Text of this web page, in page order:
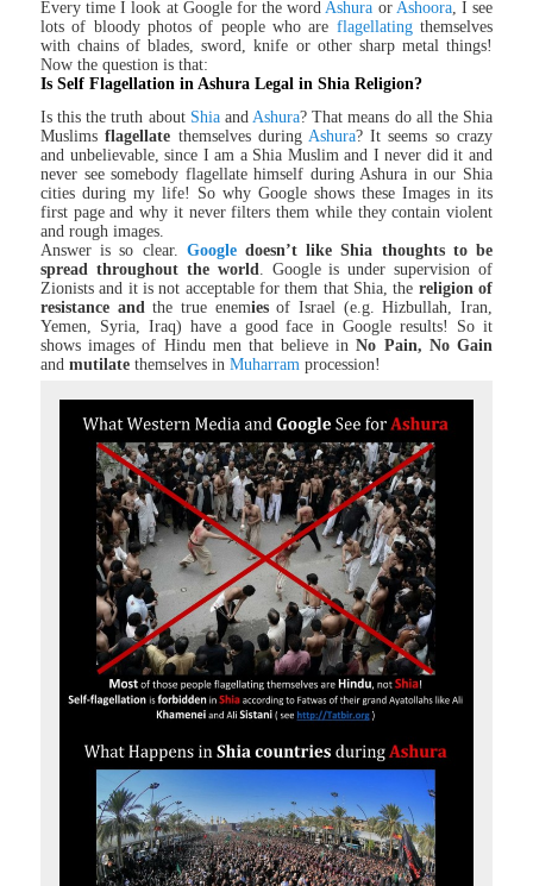
Every time I look at Google for the wordAshura or Ashoora, I see
lots of bloody photos of people who are flagellatingthemselves
with chains of blades, sword, knife or other sharp metal things!
Now the question is that:
Is Self Flagellation in Ashura Legal in Shia Religion?
Is this the truth about Shiaand Ashura? That means do all the Shia
Muslimsflagellate themselves during Ashura? It seems so crazy
and unbelievable, since I am a Shia Muslim and I never did it and
never see somebody flagellate himself during Ashura in our Shia
cities during my life! So why Google shows these Images in its
first page and why it never filters them while they contain violent
and rough images.
Answer is so clear. Googledoesn’t like Shia thoughts to be
spread throughout the world . Google is under supervision of
Zionists and it is not acceptable for them that Shia, the religion of
resistance and the true enemiesof Israel (e.g. Hizbullah, Iran,
Yemen, Syria, Iraq) have a good face in Google results! So it
shows images of Hindu men that believe inNo Pain, No Gain
andmutilatethemselves inMuharram procession!